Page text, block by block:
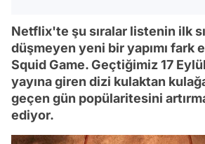
Netflix'te şu sıralar listenin ilk
düşmeyen yeni bir yapımı fark
Squid Game. Geçtiğimiz 17
yayına giren dizi kulaktan
geçen gün popülaritesini
ediyor.